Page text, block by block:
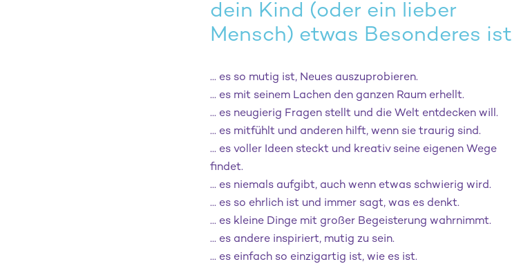
dein Kind (oder ein lieber
Mensch) etwas Besonderes ist
... es so mutig ist, Neues auszuprobieren.
... es mit seinem Lachen den ganzen Raum erhellt.
... es neugierig Fragen stellt und die Welt entdecken will.
... es mitfühlt und anderen hilft, wenn sie traurig sind.
... es voller Ideen steckt und kreativ seine eigenen Wege
findet.
... es niemals aufgibt, auch wenn etwas schwierig wird.
... es so ehrlich ist und immer sagt, was es denkt.
... es kleine Dinge mit großer Begeisterung wahrnimmt.
... es andere inspiriert, mutig zu sein.
... es einfach so einzigartig ist, wie es ist.